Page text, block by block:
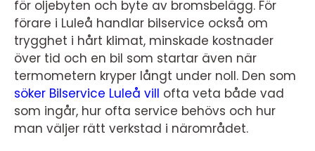
för oljebyten och byte av bromsbelägg. För
förare i Luleå handlar bilservice också om
trygghet i hårt klimat, minskade kostnader
över tid och en bil som startar även när
termometern kryper långt under noll. Den som
söker Bilservice Luleå vill ofta veta både vad
som ingår, hur ofta service behövs och hur
man väljer rätt verkstad i närområdet.